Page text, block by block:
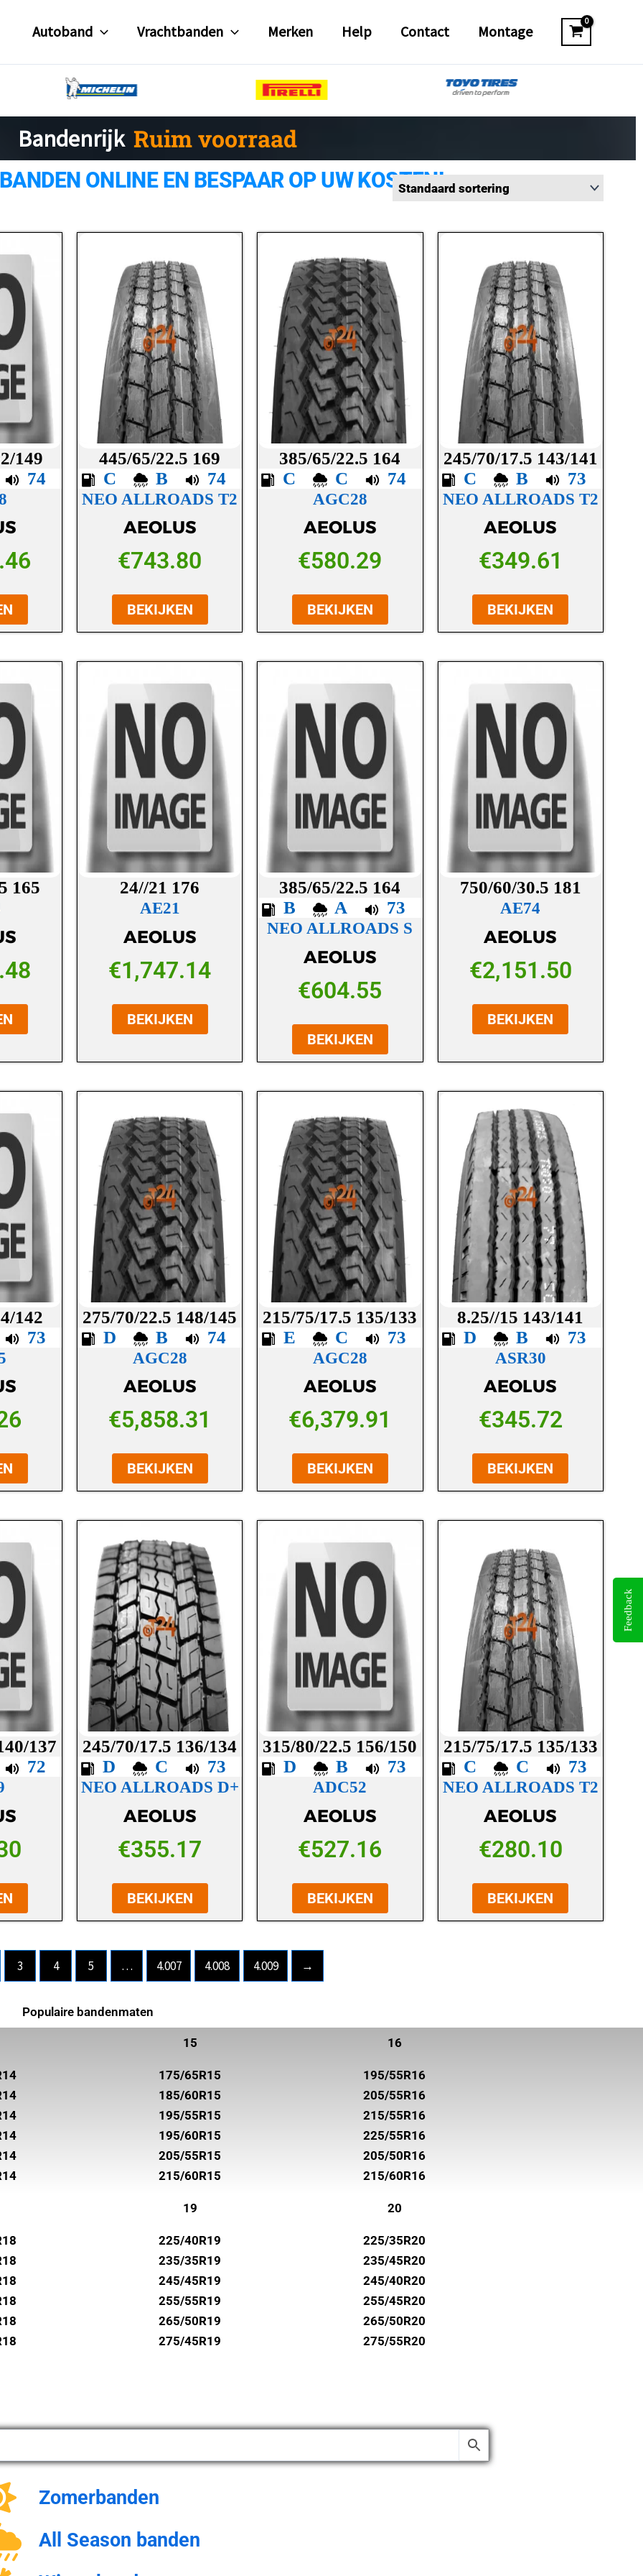
Autoband Vrachtbanden Merken Help Contact Montage
Bandenrijk Ruim voorraad
Gratis verzending
ONLINE EN BESPAAR OP UW KOSTEN!
149
74
445/65/22.5 169
C
B 74
NEO ALLROADS T2
AEOLUS
€743.80
BEKIJKEN
385/65/22.5 164
C
C 74
AGC28
AEOLUS
€580.29
BEKIJKEN
245/70/17.5 143/141
C
B 73
NEO ALLROADS T2
AEOLUS
€349.61
BEKIJKEN
165 24//21 176
AE21
AEOLUS
€1,747.14
BEKIJKEN
385/65/22.5 164
B
A 73
NEO ALLROADS S
AEOLUS
€604.55
BEKIJKEN
750/60/30.5 181
AE74
AEOLUS
€2,151.50
BEKIJKEN
142
73
275/70/22.5 148/145
D
B 74
AGC28
AEOLUS
€5,858.31
BEKIJKEN
215/75/17.5 135/133
E
C 73
AGC28
AEOLUS
€6,379.91
BEKIJKEN
8.25//15 143/141
D
B 73
ASR30
AEOLUS
€345.72
BEKIJKEN
137
72
245/70/17.5 136/134
D
C 73
NEO ALLROADS D+
AEOLUS
€355.17
BEKIJKEN
315/80/22.5 156/150
D
B 73
ADC52
AEOLUS
€527.16
BEKIJKEN
215/75/17.5 135/133
C
C 73
NEO ALLROADS T2
AEOLUS
€280.10
BEKIJKEN
3 4 5 … 4.007 4.008 4.009 →
Populaire bandenmaten
15
175/65R15
185/60R15
195/55R15
195/60R15
205/55R15
215/60R15
16
195/55R16
205/55R16
215/55R16
225/55R16
205/50R16
215/60R16
19
225/40R19
235/35R19
245/45R19
255/55R19
265/50R19
275/45R19
20
225/35R20
235/45R20
245/40R20
255/45R20
265/50R20
275/55R20
Zomerbanden
All Season banden
Feedback